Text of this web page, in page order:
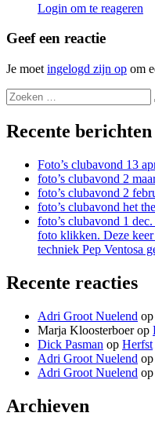
Login om te reageren
Geef een reactie
Je moet ingelogd zijn op om
Recente berichten
Foto’s clubavond 13
foto’s clubavond 2
foto’s clubavond 2
foto’s clubavond het
foto’s clubavond 1
foto klikken. Deze keer
techniek Pep Ventosa
Recente reacties
Adri Groot Nuelend op
Marja Kloosterboerop
Dick Pasman op Herfst
Adri Groot Nuelend op
Adri Groot Nuelend op
Archieven